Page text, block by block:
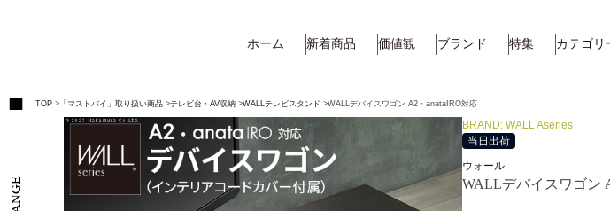
ホーム 新着商品 価値観 ブランド 特集 カテゴリ
TOP > 「マストバイ」取り扱い商品 >テレビ台・AV収納 >WALLテレビスタンド >WALLデバイスワゴン A2・anataIRO対応
BRAND: WALL Aseries
当日出荷
ウォール
WALLデバイスワゴン